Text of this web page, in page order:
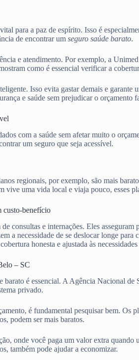
para a paz de espírito. Isso é
de encontrar um seguro saúde barato.
e atendimento. Por exemplo, a
como é essencial verificar a
Isso evita gastar demais e
e saúde sem prejudicar o orçamento
com a saúde sem afetar muito o
um seguro que seja acessível.
regionais, por exemplo, são mais
vive uma vida local e viaja pouco, esses
custo-benefício
consultas e internações. Eles
a necessidade de se deslocar longe
honesta e ajustada às
– SC
é essencial. A Agência Nacional
privado.
é fundamental pesquisar bem.
podem ser mais baratos.
onde você paga um valor extra
também pode ajudar a economizar.